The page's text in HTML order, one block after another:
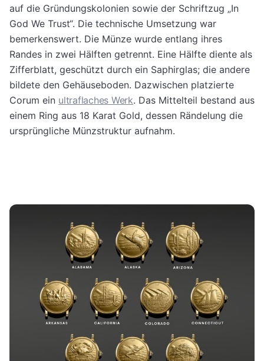
auf die Gründungskolonien sowie der Schriftzug „In
God We Trust“. Die technische Umsetzung war
bemerkenswert. Die Münze wurde entlang ihres
Randes in zwei Hälften getrennt. Eine Hälfte diente als
Zifferblatt, geschützt durch ein Saphirglas; die andere
bildete den Gehäuseboden. Dazwischen platzierte
Corum ein ultraflaches Werk. Das Mittelteil bestand aus
einem Ring aus 18 Karat Gold, dessen Rändelung die
ursprüngliche Münzstruktur aufnahm.